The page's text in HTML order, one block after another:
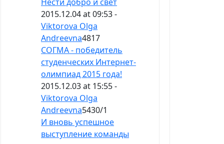
2015.12.04 at 09:53 -
Viktorova Olga
Andreevna4817
СОГМА - победитель
студенческих Интернет-
олимпиад 2015 года!
2015.12.03 at 15:55 -
Viktorova Olga
Andreevna5430/1
И вновь успешное
выступление команды